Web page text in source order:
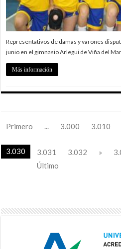
Representativos de damas y varones
junio en el gimnasio Arlegui de Viña del Mar.
Más información
Primero ... 3.000 3.010
3.030
3.031 3.032 »
Último